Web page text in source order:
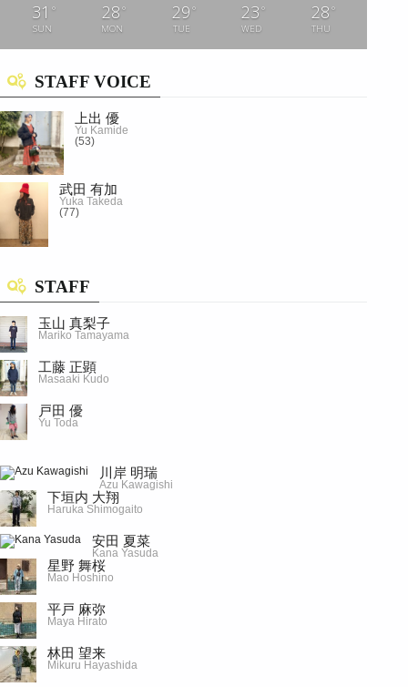
31 °
SUN
28 °
MON
29 °
TUE
23 °
WED
28 °
THU
STAFF VOICE
上出 優
Yu Kamide
(53)
武田 有加
Yuka Takeda
(77)
STAFF
玉山 真梨子
Mariko Tamayama
工藤 正顕
Masaaki Kudo
戸田 優
Yu Toda
川岸 明瑞
Azu Kawagishi
下垣内 大翔
Haruka Shimogaito
安田 夏菜
Kana Yasuda
星野 舞桜
Mao Hoshino
平戸 麻弥
Maya Hirato
林田 望来
Mikuru Hayashida